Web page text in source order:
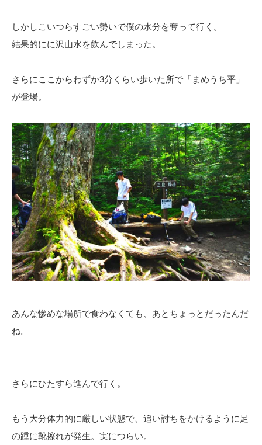
しかしこいつらすごい勢いで僕の水分を奪って行く。
結果的にに沢山水を飲んでしまった。
さらにここからわずか3分くらい歩いた所で「まめうち平」
が登場。
あんな惨めな場所で食わなくても、あとちょっとだったんだ
ね。
さらにひたすら進んで行く。
もう大分体力的に厳しい状態で、追い討ちをかけるように足
の踵に靴擦れが発生。実につらい。